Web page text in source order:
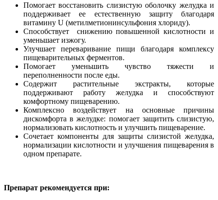
Помогает восстановить слизистую оболочку желудка и
поддерживает ее естественную защиту благодаря
витамину U (метилметионинсульфония хлориду).
Способствует снижению повышенной кислотности и
уменьшает изжогу.
Улучшает переваривание пищи благодаря комплексу
пищеварительных ферментов.
Помогает уменьшить чувство тяжести и
переполненности после еды.
Содержит растительные экстракты, которые
поддерживают работу желудка и способствуют
комфортному пищеварению.
Комплексно воздействует на основные причины
дискомфорта в желудке: помогает защитить слизистую,
нормализовать кислотность и улучшить пищеварение.
Сочетает компоненты для защиты слизистой желудка,
нормализации кислотности и улучшения пищеварения в
одном препарате.
Препарат рекомендуется при: